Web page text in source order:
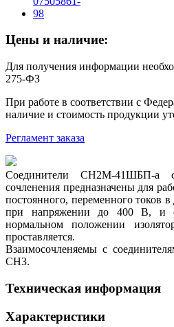
Цены и наличие:
Для получения информации
275-ФЗ
При работе в соответствии с
наличие и стоимость продукции
Регламент заказа
Соединители СН2М-41ШБП-а
сочленения предназначены для
постоянного, переменного токов
при напряжении до 400 В,
нормальном положении
проставляется.
Взаимосочленяемы с
СН3.
Техническая информация
Характеристики